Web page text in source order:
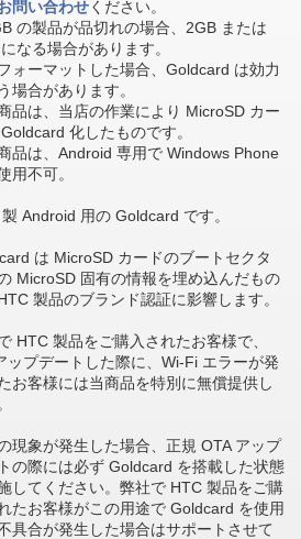
問い合わせください。
の製品が品切れの場合、2GB または
なる場合があります。
ォーマットした場合、Goldcard は効力
場合があります。
品は、当店の作業により MicroSD カー
Goldcard 化したものです。
品は、Android 専用で Windows Phone
用不可。
Android 用の Goldcard です。
は MicroSD カードのブートセクタ
MicroSD 固有の情報を埋め込んだもの
製品のブランド認証に影響します。
HTC 製品をご購入されたお客様で、
ップデートした際に、Wi-Fi エラーが発
お客様には当商品を特別に無償提供し
の現象が発生した場合、正規 OTA アップ
の際には必ず Goldcard を搭載した状態
してください。弊社で HTC 製品をご購
たお客様がこの用途で Goldcard を使用
具合が発生した場合はサポートさせて